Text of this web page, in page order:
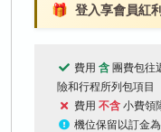
🎁 登入享會員紅
費用 含 團費包往
險和行程所列包項目
費用 不含 小費領
機位保留以訂金